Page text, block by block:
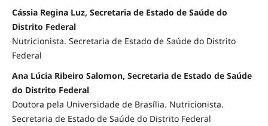
Cássia Regina Luz, Secretaria de Estado de Saúde do
Distrito Federal
Nutricionista. Secretaria de Estado de Saúde do Distrito
Federal
Ana Lúcia Ribeiro Salomon, Secretaria de Estado de Saúde
do Distrito Federal
Doutora pela Universidade de Brasília. Nutricionista.
Secretaria de Estado de Saúde do Distrito Federal